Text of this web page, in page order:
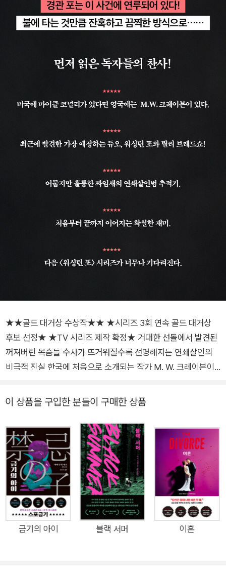
★★골드 대거상 수상작★★ ★시리즈 3회 연속 골드 대거상
후보 선정★ ★TV 시리즈 제작 확정★ 거대한 선돌에서 발견된
꺼져버린 목숨들 수사가 뜨거워질수록 선명해지는 연쇄살인의
비극적 진실 한국에 처음으로 소개되는 작가 M. W. 크레이븐이
이 작품을 2018년 출간하였으며, 2019년 영국추리작가협회(C
수상한다. 시리즈의 2편 《Black Summer》와 3편 《The Curato
r》 역시 같은 상의 후보에 선정되었으며 4편 《Dead Ground》는
CWA에서 최고의 스릴러소설에 수여하는 ‘이언 플레밍 스틸 대
거상’을 받아, M. W. 크레이븐은 이 시리즈로 일약 스타로 떠올랐
다. 영국 컴브리아 지역의 선사 유물 ‘환상열석’에서 불에 타 죽은
시신이 연달아 발견된다. 두 번째 시신이 발견된 이후 중범죄분석
섹션이 수사에 참여하고, 곧이어 발견된 세 번째 시신을 조사하던
중 충격적인 자료를 획득한다. 시신의 몸에 정직된 경관 ‘워싱턴
이 상품을 구입한 분들이 구매한 상품
금기의 아이 블랙 서머 이혼